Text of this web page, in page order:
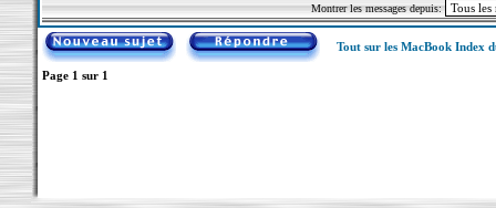
Montrer les messages depuis:
Tout sur les MacBook Index
Page 1 sur 1